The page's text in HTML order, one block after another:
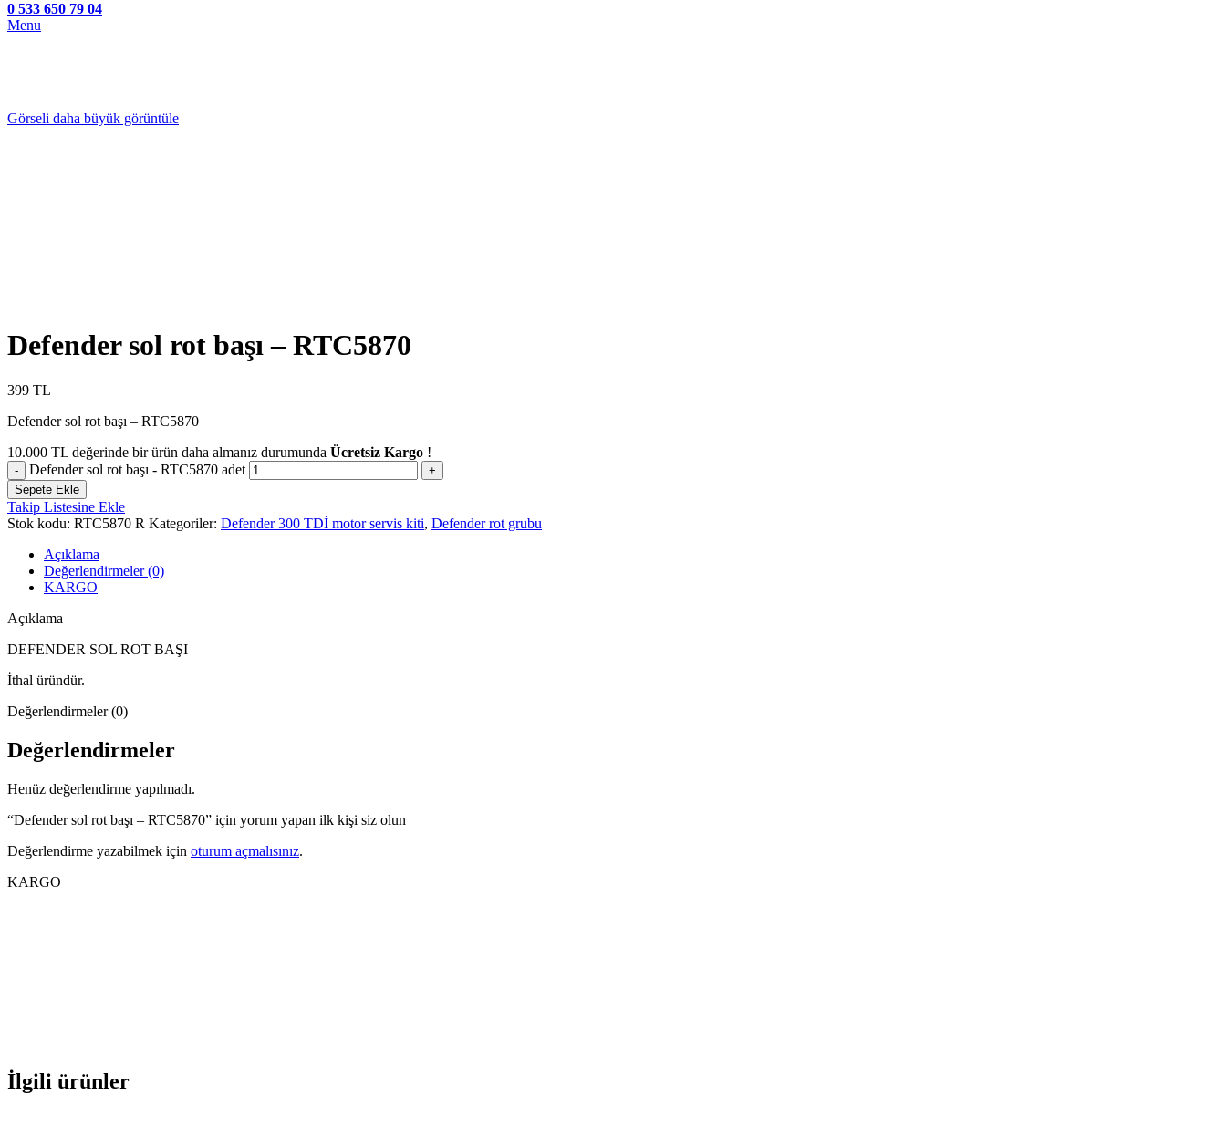
0 533 650 79 04
Menu
Görseli daha büyük görüntüle
Defender sol rot başı – RTC5870
399 TL
Defender sol rot başı – RTC5870
10.000 TL değerinde bir ürün daha almanız durumunda Ücretsiz Kargo !
Defender sol rot başı - RTC5870 adet
Sepete Ekle
Takip Listesine Ekle
Stok kodu: RTC5870 R Kategoriler: Defender 300 TDİ motor servis kiti, Defender rot grubu
Açıklama
Değerlendirmeler (0)
KARGO
Açıklama
DEFENDER SOL ROT BAŞI
İthal üründür.
Değerlendirmeler (0)
Değerlendirmeler
Henüz değerlendirme yapılmadı.
“Defender sol rot başı – RTC5870” için yorum yapan ilk kişi siz olun
Değerlendirme yazabilmek için oturum açmalısınız.
KARGO
İlgili ürünler